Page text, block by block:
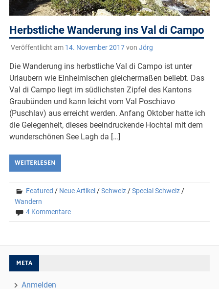
Herbstliche Wanderung ins Val di Campo
Veröffentlicht am 14. November 2017von Jörg
Die Wanderung ins herbstliche Val di Campo ist unter
Urlaubern wie Einheimischen gleichermaßen beliebt. Das
Val di Campo liegt im südlichsten Zipfel des Kantons
Graubünden und kann leicht vom Val Poschiavo
(Puschlav) aus erreicht werden. Anfang Oktober hatte ich
die Gelegenheit, dieses beeindruckende Hochtal mit dem
wunderschönen See Lagh da […]
WEITERLESEN
Featured / Neue Artikel /Schweiz /Special Schweiz /
Wandern
4 Kommentare
META
Anmelden